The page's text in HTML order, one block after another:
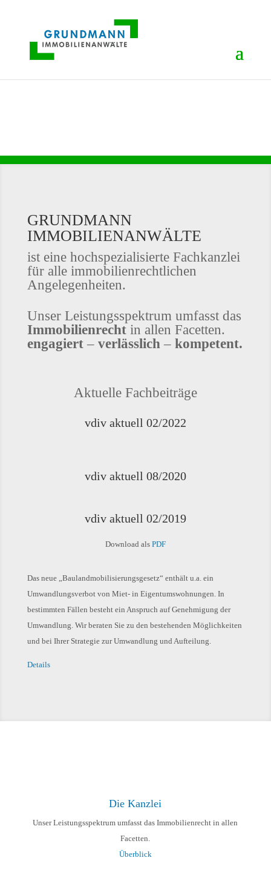
GRUNDMANN
IMMOBILIENANWÄLTE
ist eine hochspezialisierte Fachkanzlei
für alle immobilienrechtlichen
Angelegenheiten.
Unser Leistungsspektrum umfasst das
Immobilienrechtin allen Facetten.
engagiert– verlässlich– kompetent.
Aktuelle Fachbeiträge
vdiv aktuell 02/2022
vdiv aktuell 08/2020
vdiv aktuell 02/2019
Download als PDF
Das neue „Baulandmobilisierungsgesetz“ enthält u.a. ein
Umwandlungsverbot von Miet- in Eigentumswohnungen. In
bestimmten Fällen besteht ein Anspruch auf Genehmigung der
Umwandlung. Wir beraten Sie zu den bestehenden Möglichkeiten
und bei Ihrer Strategie zur Umwandlung und Aufteilung.
Details
Die Kanzlei
Unser Leistungsspektrum umfasst das Immobilienrecht in allen
Facetten.
Überblick